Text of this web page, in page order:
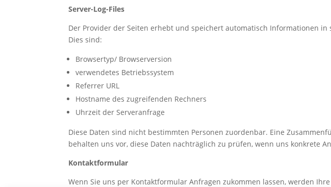
Server-Log-Files
Der Provider der Seiten erhebt und speichert automatisch Informationen
Dies sind:
Browsertyp/ Browserversion
verwendetes Betriebssystem
Referrer URL
Hostname des zugreifenden Rechners
Uhrzeit der Serveranfrage
Diese Daten sind nicht bestimmten Personen zuordenbar. Eine
behalten uns vor, diese Daten nachträglich zu prüfen, wenn uns konkrete
Kontaktformular
Wenn Sie uns per Kontaktformular Anfragen zukommen lassen, werden